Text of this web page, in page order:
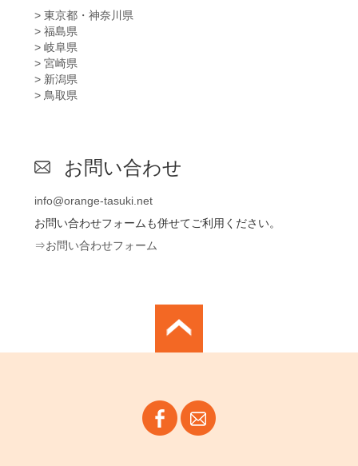
> 東京都・神奈川県
> 福島県
> 岐阜県
> 宮崎県
> 新潟県
> 鳥取県
お問い合わせ
info@orange-tasuki.net
お問い合わせフォームも併せてご利用ください。
⇒お問い合わせフォーム